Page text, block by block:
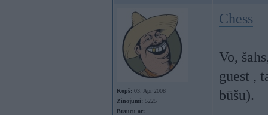
Kopš: 03. Apr 2008
Ziņojumi: 5225
Braucu ar:
Chess
Vo,
guest ,
būšu).